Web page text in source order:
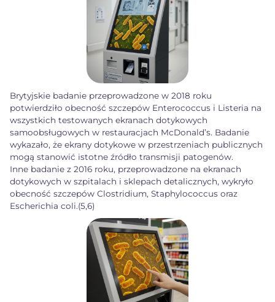
Brytyjskie badanie przeprowadzone w 2018 roku
potwierdziło obecność szczepów Enterococcus i Listeria na
wszystkich testowanych ekranach dotykowych
samoobsługowych w restauracjach McDonald’s. Badanie
wykazało, że ekrany dotykowe w przestrzeniach publicznych
mogą stanowić istotne źródło transmisji patogenów.
Inne badanie z 2016 roku, przeprowadzone na ekranach
dotykowych w szpitalach i sklepach detalicznych, wykryło
obecność szczepów Clostridium, Staphylococcus oraz
Escherichia coli.(5,6)